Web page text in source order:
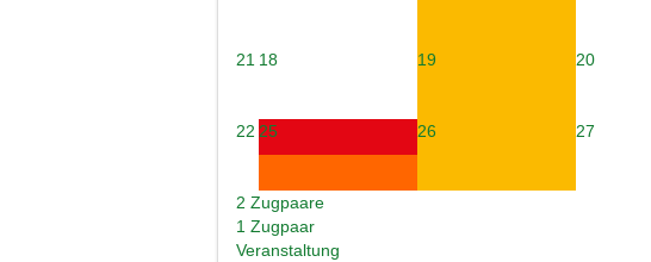
21 18 19 20
22 25 26 27
2 Zugpaare
1 Zugpaar
Veranstaltung